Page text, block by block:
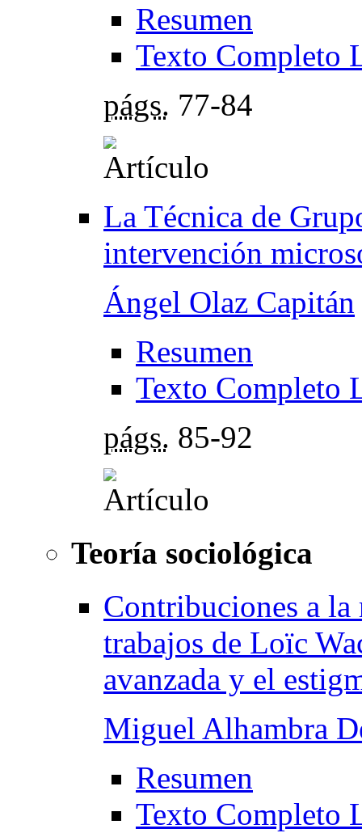
Resumen
Texto Completo
págs. 77-84
La Técnica de
intervención
Ángel Olaz Capitán
Resumen
Texto Completo
págs. 85-92
Teoría sociológica
Contribuciones a
trabajos de Loïc
avanzada y el
Miguel Alhambra
Resumen
Texto Completo